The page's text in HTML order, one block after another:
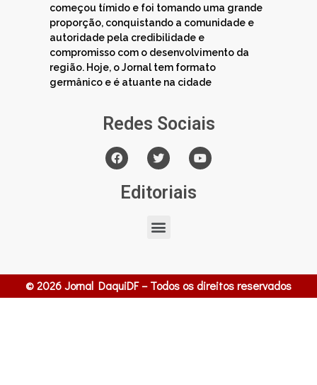
começou tímido e foi tomando uma grande
proporção, conquistando a comunidade e
autoridade pela credibilidade e
compromisso com o desenvolvimento da
região. Hoje, o Jornal tem formato
germânico e é atuante na cidade
Redes Sociais
Editoriais
© 2026 Jornal DaquiDF – Todos os direitos reservados